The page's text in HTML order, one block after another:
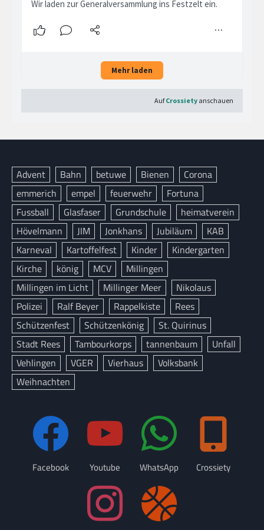
Advent Bahn betuwe Bienen
Corona
emmerich
empel feuerwehr
Fortuna
Fussball
Glasfaser Grundschule
heimatverein
Hövelmann
JIM Jonkhans Jubiläum
KAB
Karneval
Kartoffelfest Kinder
Kindergarten
Kirche
könig MCV
Millingen
Millingen im Licht
Millinger Meer
Nikolaus
Polizei
Ralf Beyer Rappelkiste
Rees
Schützenfest
Schützenkönig
St. Quirinus
Stadt Rees
Tambourkorps tannenbaum
Unfall
Vehlingen
VGER Vierhaus
Volksbank
Weihnachten
Facebook Youtube WhatsApp Crossiety